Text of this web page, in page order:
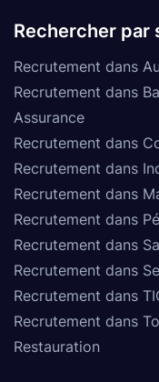
Rechercher
Recrutement dans
Recrutement dans
Assurance
Recrutement dans
Recrutement dans
Recrutement dans
Recrutement dans
Recrutement dans
Recrutement dans
Recrutement dans
Recrutement dans
Restauration